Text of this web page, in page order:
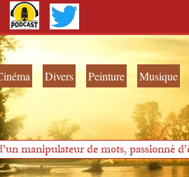
Divers Peinture Musique
manipulateur de mots, passionné